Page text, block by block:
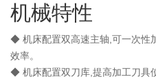
机械特性
◆ 机床配置双高速主轴,可一次性
效率。
◆ 机床配置双刀库,提高加工刀具